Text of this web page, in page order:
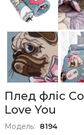
Плед фліс
Love You
Модель: 8194